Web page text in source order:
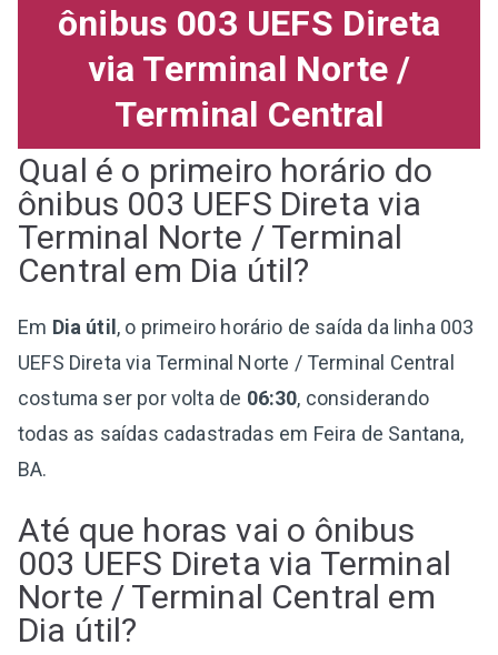
ônibus 003 UEFS Direta
via Terminal Norte /
Terminal Central
Qual é o primeiro horário do
ônibus 003 UEFS Direta via
Terminal Norte / Terminal
Central em Dia útil?
Em Dia útil, o primeiro horário de saída da linha 003
UEFS Direta via Terminal Norte / Terminal Central
costuma ser por volta de 06:30, considerando
todas as saídas cadastradas em Feira de Santana,
BA.
Até que horas vai o ônibus
003 UEFS Direta via Terminal
Norte / Terminal Central em
Dia útil?